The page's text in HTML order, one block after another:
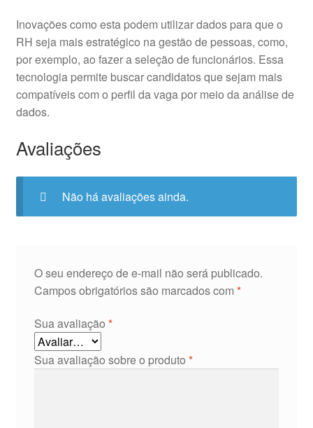
Inovações como esta podem utilizar dados para que o
RH seja mais estratégico na gestão de pessoas, como,
por exemplo, ao fazer a seleção de funcionários. Essa
tecnologia permite buscar candidatos que sejam mais
compatíveis com o perfil da vaga por meio da análise de
dados.
Avaliações
Não há avaliações ainda.
O seu endereço de e-mail não será publicado.
Campos obrigatórios são marcados com *
Sua avaliação *
Sua avaliação sobre o produto *